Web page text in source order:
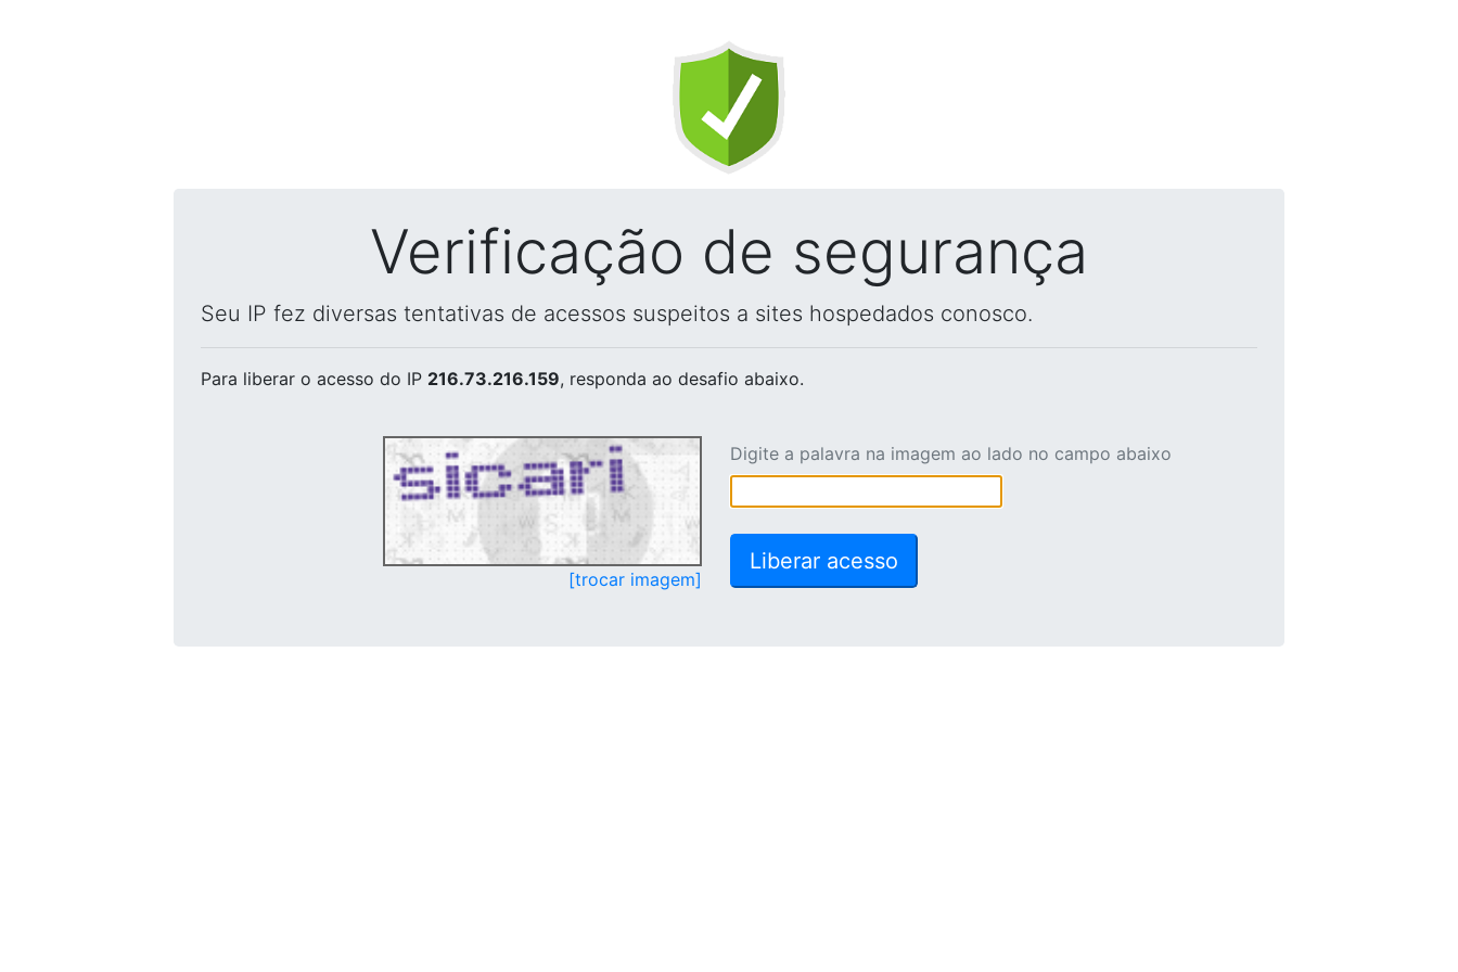
Verificação de segurança
Seu IP fez diversas tentativas de acessos suspeitos a sites hospedados conosco.
Para liberar o acesso do IP 216.73.216.159, responda ao desafio abaixo.
[trocar imagem]
Digite a palavra na imagem ao lado no campo abaixo